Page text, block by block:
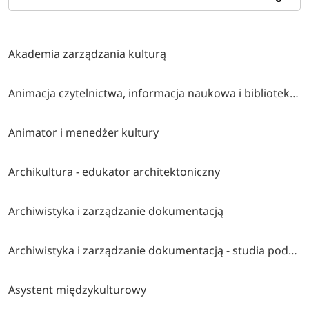
Akademia zarządzania kulturą
Animacja czytelnictwa, informacja naukowa i bibliotekarstwo
Animator i menedżer kultury
Archikultura - edukator architektoniczny
Archiwistyka i zarządzanie dokumentacją
Archiwistyka i zarządzanie dokumentacją - studia podpylomowe
Asystent międzykulturowy